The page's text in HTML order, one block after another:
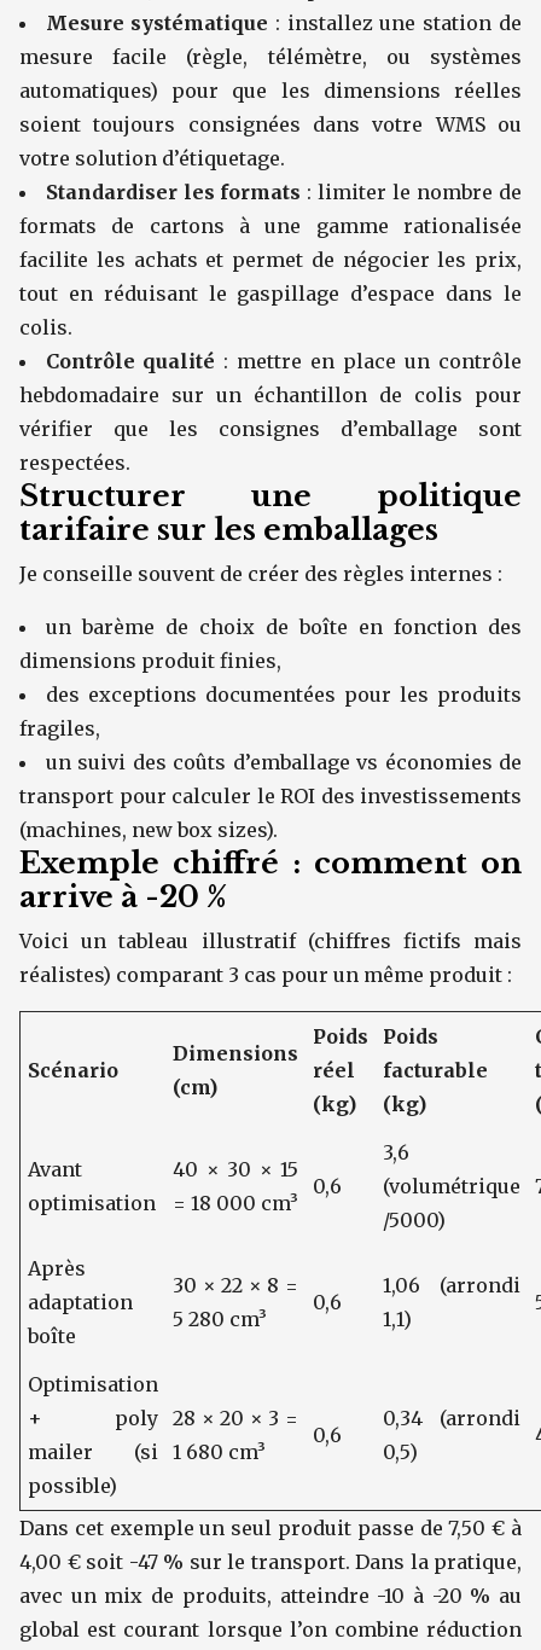
Mesure systématique : installez une station de
mesure facile (règle, télémètre, ou systèmes
automatiques) pour que les dimensions réelles
soient toujours consignées dans votre WMS ou
votre solution d’étiquetage.
Standardiser les formats : limiter le nombre de
formats de cartons à une gamme rationalisée
facilite les achats et permet de négocier les prix,
tout en réduisant le gaspillage d’espace dans le
colis.
Contrôle qualité : mettre en place un contrôle
hebdomadaire sur un échantillon de colis pour
vérifier que les consignes d’emballage sont
respectées.
Structurer une politique
tarifaire sur les emballages
Je conseille souvent de créer des règles internes :
un barème de choix de boîte en fonction des
dimensions produit finies,
des exceptions documentées pour les produits
fragiles,
un suivi des coûts d’emballage vs économies de
transport pour calculer le ROI des investissements
(machines, new box sizes).
Exemple chiffré : comment on
arrive à -20 %
Voici un tableau illustratif (chiffres fictifs mais
réalistes) comparant 3 cas pour un même produit :
Scénario
Dimensions
(cm)
Poids
réel
(kg)
Poids
facturable
(kg)
Avant
optimisation
40 × 30 × 15
= 18 000 cm³
0,6
3,6
(volumétrique
/5000)
Après
adaptation
boîte
30 × 22 × 8 =
5 280 cm³
0,6
1,06 (arrondi
1,1)
Optimisation
+ poly
mailer (si
possible)
28 × 20 × 3 =
1 680 cm³
0,6
0,34 (arrondi
0,5)
Dans cet exemple un seul produit passe de 7,50 € à
4,00 € soit -47 % sur le transport. Dans la pratique,
avec un mix de produits, atteindre -10 à -20 % au
global est courant lorsque l’on combine réduction